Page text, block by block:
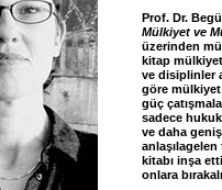
Prof. Dr.
Mülkiyet ve
üzerinden
kitap
ve disiplinler
göre mülkiyet
güç
sadece
ve daha
anlaşılagelen
kitabı inşa
onlara